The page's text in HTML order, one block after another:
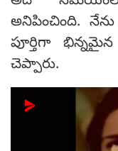
అనిపించింది.
పూర్తిగా
చెప్పారు.